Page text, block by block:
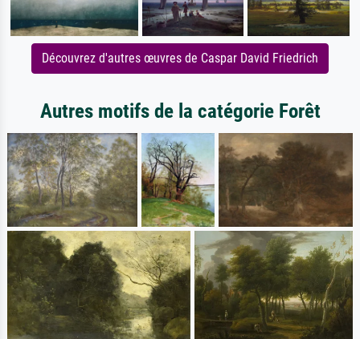
Découvrez d'autres œuvres de Caspar David Friedrich
Autres motifs de la catégorie Forêt